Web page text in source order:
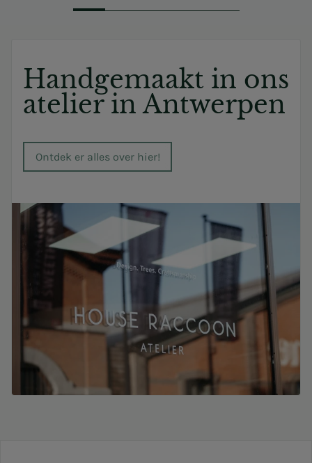
Handgemaakt in ons
atelier in Antwerpen
Ontdek er alles over hier!